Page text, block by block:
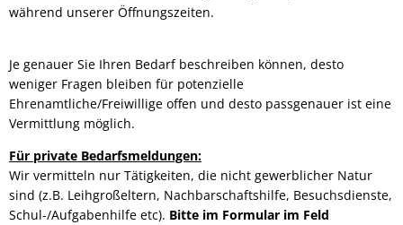
während unserer Öffnungszeiten.
Je genauer Sie Ihren Bedarf beschreiben können, desto
weniger Fragen bleiben für potenzielle
Ehrenamtliche/Freiwillige offen und desto passgenauer ist eine
Vermittlung möglich.
Für private Bedarfsmeldungen:
Wir vermitteln nur Tätigkeiten, die nicht gewerblicher Natur
sind (z.B. Leihgroßeltern, Nachbarschaftshilfe, Besuchsdienste,
Schul-/Aufgabenhilfe etc). Bitte im Formular im Feld